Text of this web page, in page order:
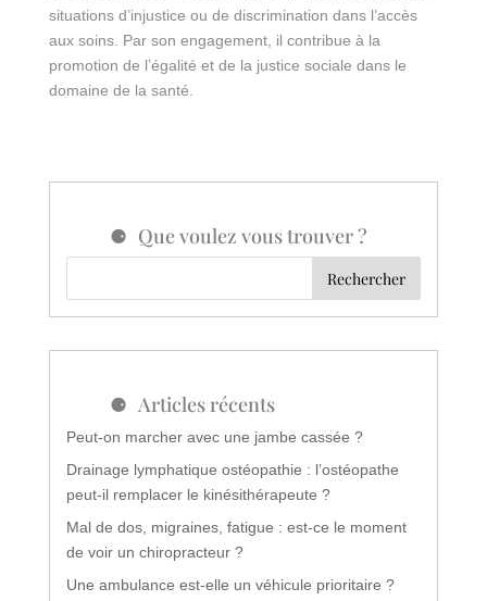
situations d’injustice ou de discrimination dans l’accès
aux soins. Par son engagement, il contribue à la
promotion de l’égalité et de la justice sociale dans le
domaine de la santé.
Que voulez vous trouver ?
Articles récents
Peut-on marcher avec une jambe cassée ?
Drainage lymphatique ostéopathie : l’ostéopathe
peut-il remplacer le kinésithérapeute ?
Mal de dos, migraines, fatigue : est-ce le moment
de voir un chiropracteur ?
Une ambulance est-elle un véhicule prioritaire ?